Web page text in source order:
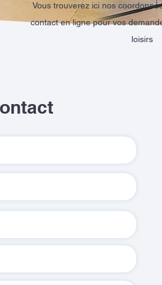
Vous trouverez ici nos
contact en ligne pour vos
loisirs